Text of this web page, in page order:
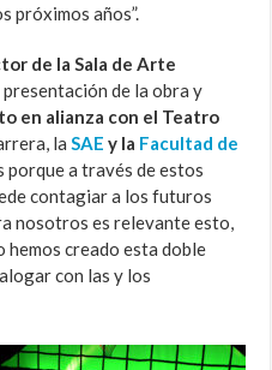
próximos años”.
de la Sala de Arte
presentación de la obra y
en alianza con el Teatro
laSAE y la Facultad de
porque a través de estos
contagiar a los futuros
nosotros es relevante esto,
hemos creado esta doble
con las y los